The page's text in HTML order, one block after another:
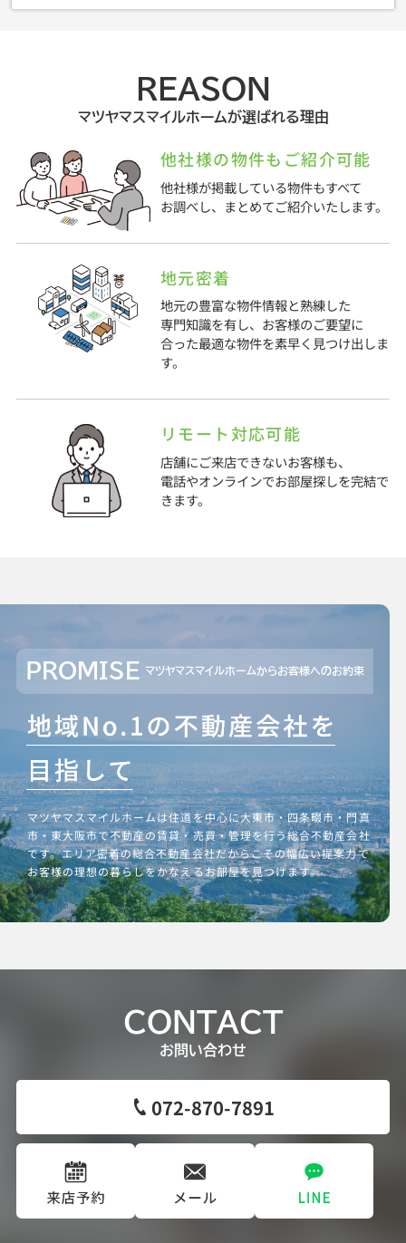
REASON
マツヤマスマイルホームが選ばれる理由
他社様の物件もご紹介可能
他社様が掲載している物件もすべて
お調べし、まとめてご紹介いたします。
地元密着
地元の豊富な物件情報と熟練した
専門知識を有し、お客様のご要望に
合った最適な物件を素早く見つけ出しま
す。
リモート対応可能
店舗にご来店できないお客様も、
電話やオンラインでお部屋探しを完結で
きます。
PROMISE マツヤマスマイルホームからお客様へのお約束
マツヤマスマイルホームは住道を中心に大東市・四条畷市・門真
市・東大阪市で不動産の賃貸・売買・管理を行う総合不動産会社
です。エリア密着の総合不動産会社だからこその幅広い提案力で
お客様の理想の暮らしをかなえるお部屋を見つけます。
CONTACT
お問い合わせ
072-870-7891